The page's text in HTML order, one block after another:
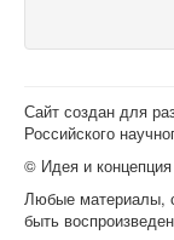
Сайт создан для
Российского
© Идея и
Любые материалы,
быть